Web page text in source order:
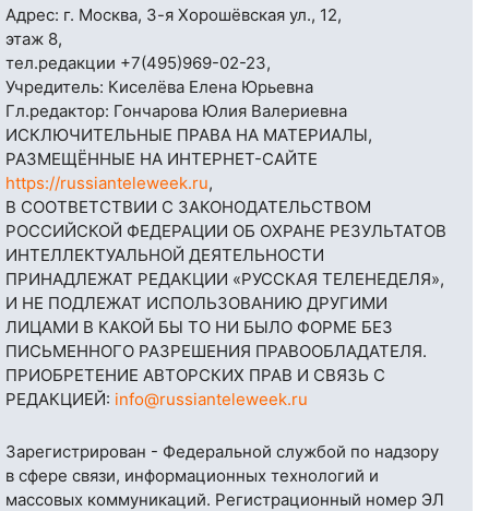
Адрес: г. Москва, 3-я Хорошёвская ул., 12,
этаж 8,
тел.редакции +7(495)969-02-23,
Учредитель: Киселёва Елена Юрьевна
Гл.редактор: Гончарова Юлия Валериевна
ИСКЛЮЧИТЕЛЬНЫЕ ПРАВА НА МАТЕРИАЛЫ,
РАЗМЕЩЁННЫЕ НА ИНТЕРНЕТ-САЙТЕ
https://russianteleweek.ru,
В СООТВЕТСТВИИ С ЗАКОНОДАТЕЛЬСТВОМ
РОССИЙСКОЙ ФЕДЕРАЦИИ ОБ ОХРАНЕ РЕЗУЛЬТАТОВ
ИНТЕЛЛЕКТУАЛЬНОЙ ДЕЯТЕЛЬНОСТИ
ПРИНАДЛЕЖАТ РЕДАКЦИИ «РУССКАЯ ТЕЛЕНЕДЕЛЯ»,
И НЕ ПОДЛЕЖАТ ИСПОЛЬЗОВАНИЮ ДРУГИМИ
ЛИЦАМИ В КАКОЙ БЫ ТО НИ БЫЛО ФОРМЕ БЕЗ
ПИСЬМЕННОГО РАЗРЕШЕНИЯ ПРАВООБЛАДАТЕЛЯ.
ПРИОБРЕТЕНИЕ АВТОРСКИХ ПРАВ И СВЯЗЬ С
РЕДАКЦИЕЙ: info@russianteleweek.ru
Зарегистрирован - Федеральной службой по надзору
в сфере связи, информационных технологий и
массовых коммуникаций. Регистрационный номер ЭЛ